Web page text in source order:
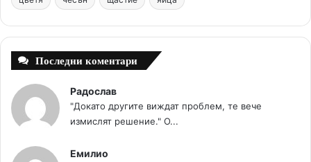
t
m
Последни коментари
Радослав
"Докато другите виждат проблем, те вече
измислят решение." О...
Емилио